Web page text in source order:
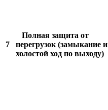
7
Полная защита от
перегрузок (замыкание и
холостой ход по выходу)